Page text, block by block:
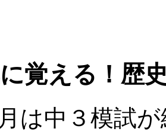
覚える！歴
は中３模試